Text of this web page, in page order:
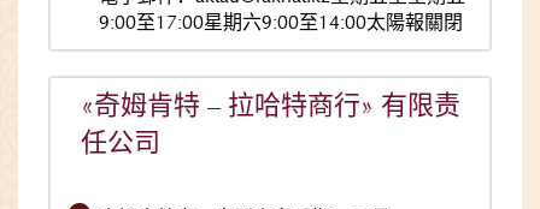
9:00至17:00星期六9:00至14:00太陽報關閉
«奇姆肯特 – 拉哈特商行» 有限责
任公司